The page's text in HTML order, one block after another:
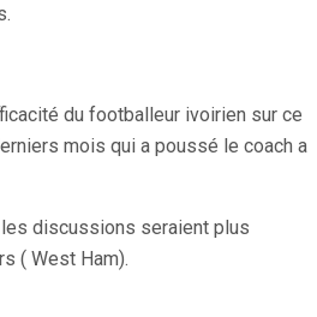
du footballeur ivoirien sur ce
mois qui a poussé le coach a
discussions seraient plus
( West Ham).